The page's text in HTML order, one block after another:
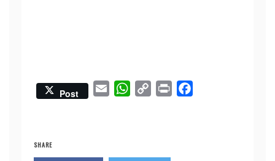
Post
W
SHARE